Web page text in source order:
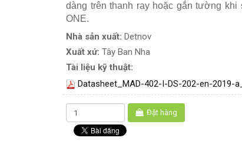
dàng trên thanh ray hoặc gắn tường khi
ONE.
Nhà sản xuất: Detnov
Xuất xứ: Tây Ban Nha
Tài liệu kỹ thuật:
Datasheet_MAD-402-I-DS-202-en-2019-
Đặt hàng